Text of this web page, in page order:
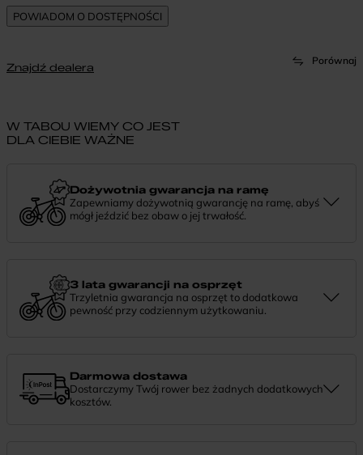
Porównaj
Znajdź dealera
W TABOU WIEMY CO JEST
DLA CIEBIE WAŻNE
Dożywotnia gwarancja na ramę
Zapewniamy dożywotnią gwarancję na ramę, abyś
mógł jeździć bez obaw o jej trwałość.
chętnie pomożemy.3 lata gwarancji na osprzęt
Trzyletnia gwarancja na osprzęt to dodatkowa
pewność przy codziennym użytkowaniu.
Darmowa dostawa
Dostarczymy Twój rower bez żadnych dodatkowych
kosztów.